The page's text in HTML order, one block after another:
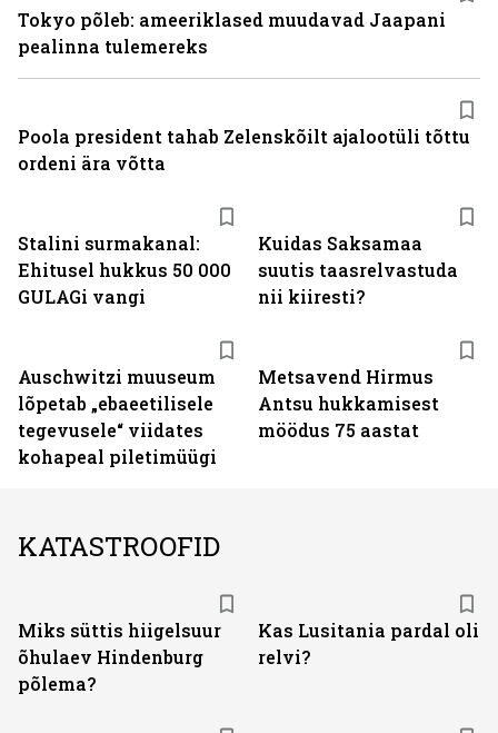
Stalini surmakanal:
Ehitusel hukkus 50 000
GULAGi vangi
Kuidas Saksamaa
suutis taasrelvastuda
nii kiiresti?
Auschwitzi muuseum
lõpetab „ebaeetilisele
tegevusele“ viidates
kohapeal piletimüügi
Metsavend Hirmus
Antsu hukkamisest
möödus 75 aastat
Tokyo põleb: ameeriklased muudavad Jaapani
pealinna tulemereks
Poola president tahab Zelenskõilt ajalootüli tõttu
ordeni ära võtta
KATASTROOFID
Miks süttis hiigelsuur
õhulaev Hindenburg
põlema?
Kas Lusitania pardal oli
relvi?